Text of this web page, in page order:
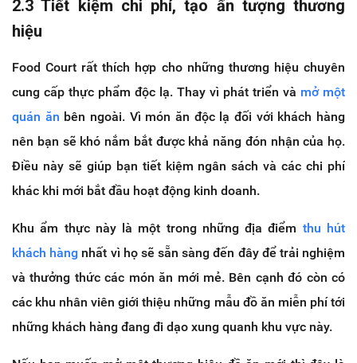
2.3 Tiết kiệm chi phí, tạo ấn tượng thương
hiệu
Food Court rất thích hợp cho những thương hiệu chuyên
cung cấp thực phẩm độc lạ. Thay vì phát triển và mở một
quán ăn bên ngoài. Vì món ăn độc lạ đối với khách hàng
nên bạn sẽ khó nắm bắt được khả năng đón nhận của họ.
Điều này sẽ giúp bạn tiết kiệm ngân sách và các chi phí
khác khi mới bắt đầu hoạt động kinh doanh.
Khu ẩm thực này là một trong những địa điểm thu hút
khách hàng nhất vì họ sẽ sẵn sàng đến đây để trải nghiệm
và thưởng thức các món ăn mới mẻ. Bên cạnh đó còn có
các khu nhân viên giới thiệu những mẫu đồ ăn miễn phí tới
những khách hàng đang đi dạo xung quanh khu vực này.